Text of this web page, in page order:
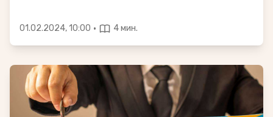
01.02.2024, 10:00 · 4 мин.